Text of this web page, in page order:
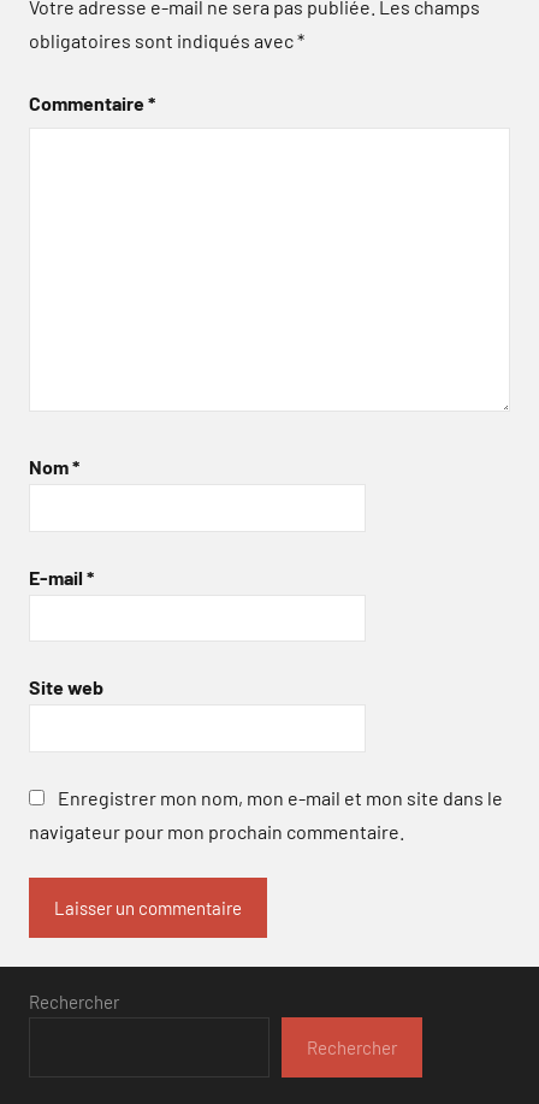
Votre adresse e-mail ne sera pas publiée. Les champs
obligatoires sont indiqués avec*
Commentaire*
Nom*
E-mail *
Site web
Enregistrer mon nom, mon e-mail et mon site dans le
navigateur pour mon prochain commentaire.
Rechercher
Rechercher